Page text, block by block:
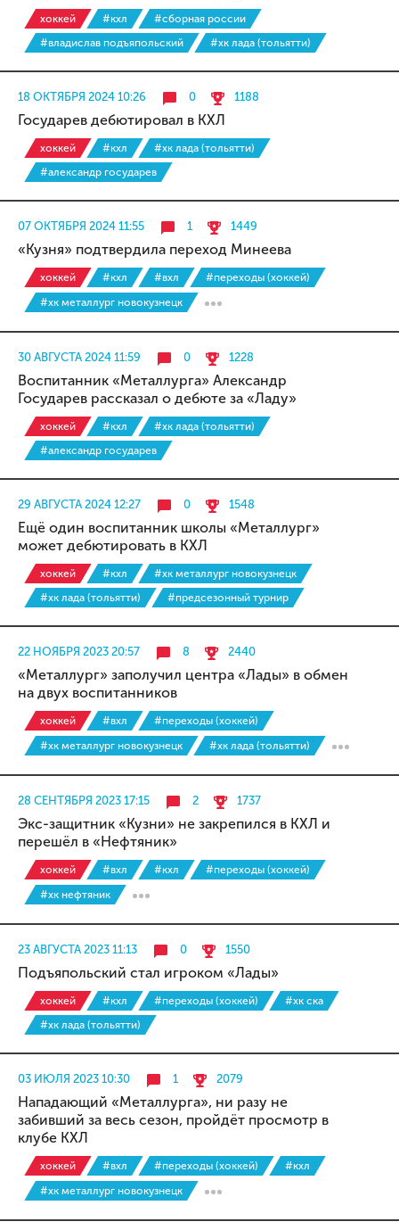
хоккей #кхл
#сборная россии
#владислав подъяпольский
#хк лада (тольятти)
18 ОКТЯБРЯ 2024 10:26 0 1188
Государев дебютировал в КХЛ
хоккей #кхл
#хк лада (тольятти)
#александр государев
07 ОКТЯБРЯ 2024 11:55 1 1449
«Кузня» подтвердила переход Минеева
хоккей #кхл #вхл
#переходы (хоккей)
#хк металлург новокузнецк
30 АВГУСТА 2024 11:59 0 1228
Воспитанник «Металлурга» Александр
Государев рассказал о дебюте за «Ладу»
хоккей #кхл
#хк лада (тольятти)
#александр государев
29 АВГУСТА 2024 12:27 0 1548
Ещё один воспитанник школы «Металлург»
может дебютировать в КХЛ
хоккей #кхл
#хк металлург новокузнецк
#хк лада (тольятти)
#предсезонный турнир
22 НОЯБРЯ 2023 20:57 8 2440
«Металлург» заполучил центра «Лады» в обмен
на двух воспитанников
хоккей #вхл
#переходы (хоккей)
#хк металлург новокузнецк
#хк лада (тольятти)
28 СЕНТЯБРЯ 2023 17:15 2 1737
Экс-защитник «Кузни» не закрепился в КХЛ и
перешёл в «Нефтяник»
хоккей #вхл #кхл
#переходы (хоккей)
#хк нефтяник
23 АВГУСТА 2023 11:13 0 1550
Подъяпольский стал игроком «Лады»
хоккей #кхл #переходы (хоккей)
#хк ска
#хк лада (тольятти)
03 ИЮЛЯ 2023 10:30 1 2079
Нападающий «Металлурга», ни разу не
забивший за весь сезон, пройдёт просмотр в
клубе КХЛ
хоккей #вхл #переходы (хоккей)
#кхл
#хк металлург новокузнецк